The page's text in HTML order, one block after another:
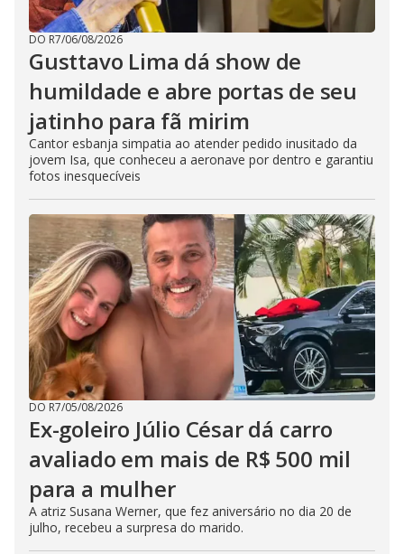
DO R7/06/08/2026
Gusttavo Lima dá show de
humildade e abre portas de seu
jatinho para fã mirim
Cantor esbanja simpatia ao atender pedido inusitado da
jovem Isa, que conheceu a aeronave por dentro e garantiu
fotos inesquecíveis
DO R7/05/08/2026
Ex-goleiro Júlio César dá carro
avaliado em mais de R$ 500 mil
para a mulher
A atriz Susana Werner, que fez aniversário no dia 20 de
julho, recebeu a surpresa do marido.